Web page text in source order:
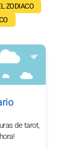
ZODIACO
de tarot,